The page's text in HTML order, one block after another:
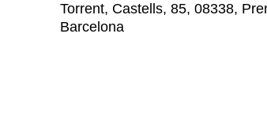
Torrent, Castells, 85, 08338,
Barcelona